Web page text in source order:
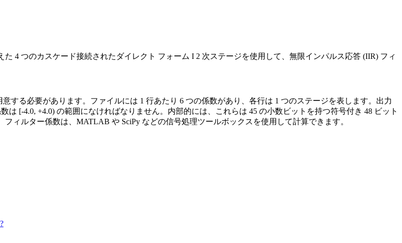
4 つのカスケード接続されたダイレクト フォーム I 2 次ステージを使用して、無限インパルス応答 (IIR) フィ
する必要があります。ファイルには 1 行あたり 6 つの係数があり、各行は 1 つのステージを表します。出力
[-4.0, +4.0) の範囲になければなりません。内部的には、これらは 45 の小数ビットを持つ符号付き 48 ビット
ィルター係数は、MATLAB や SciPy などの信号処理ツールボックスを使用して計算できます。